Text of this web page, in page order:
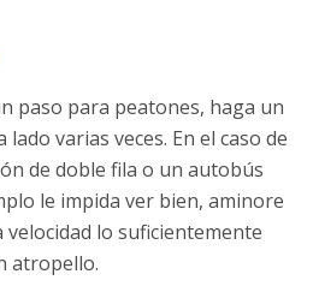
paso para peatones, haga un
varias veces. En el caso de
de doble fila o un autobús
le impida ver bien, aminore
velocidad lo suficientemente
atropello.